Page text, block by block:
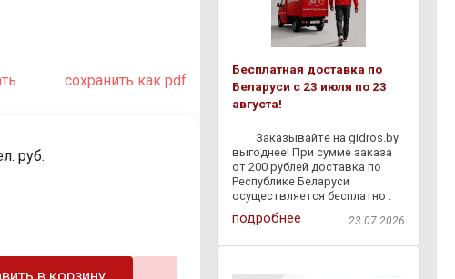
сохранить как pdf
руб.
Бесплатная доставка по
Беларуси с 23 июля по 23
августа!
⠀ ⠀ Заказывайте на gidros.by
выгоднее! При сумме заказа
от 200 рублей доставка по
Республике Беларуси
осуществляется бесплатно .
Мы быстро доставим
гидравлическое
подробнее 23.07.2026